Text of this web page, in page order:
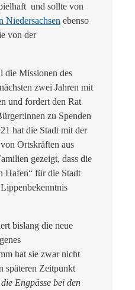
und sollte von
Niedersachsen ebenso
von der
die Missionen des
zwei Jahren mit
und fordert den Rat
zu Spenden
hat die Stadt mit der
Ortskräften aus
gezeigt, dass die
Hafen“ für die Stadt
bislang die neue
hat sie zwar nicht
späteren Zeitpunkt
Engpässe bei den